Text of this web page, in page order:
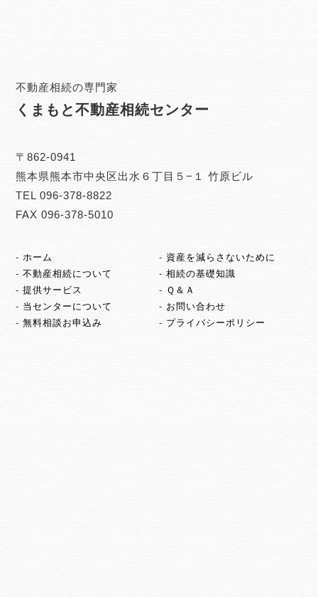
不動産相続の専門家
くまもと不動産相続センター
〒862-0941
熊本県熊本市中央区出水６丁目５−１ 竹原ビル
TEL 096-378-8822
FAX 096-378-5010
ホーム
資産を減らさないために
不動産相続について
相続の基礎知識
提供サービス
Ｑ＆Ａ
当センターについて
お問い合わせ
無料相談お申込み
プライバシーポリシー